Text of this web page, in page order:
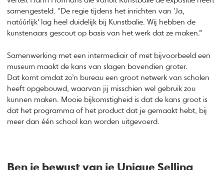
samengesteld. “De regie tijdens het inrichten van ‘Ja,
natúúrlijk’ lag heel duidelijk bij Kunstbalie. Wij hebben de
kunstenaars gescout op basis van het werk dat ze maken.”
Samenwerking met een intermediair of met bijvoorbeeld een
museum maakt de kans van slagen bovendien groter.
Dat komt omdat zo’n bureau een groot netwerk van scholen
heeft opgebouwd, waarvan jij misschien wel gebruik zou
kunnen maken. Mooie bijkomstigheid is dat de kans groot is
dat het programma of het product dat je gemaakt hebt, bij
meer dan één school kan worden uitgevoerd.